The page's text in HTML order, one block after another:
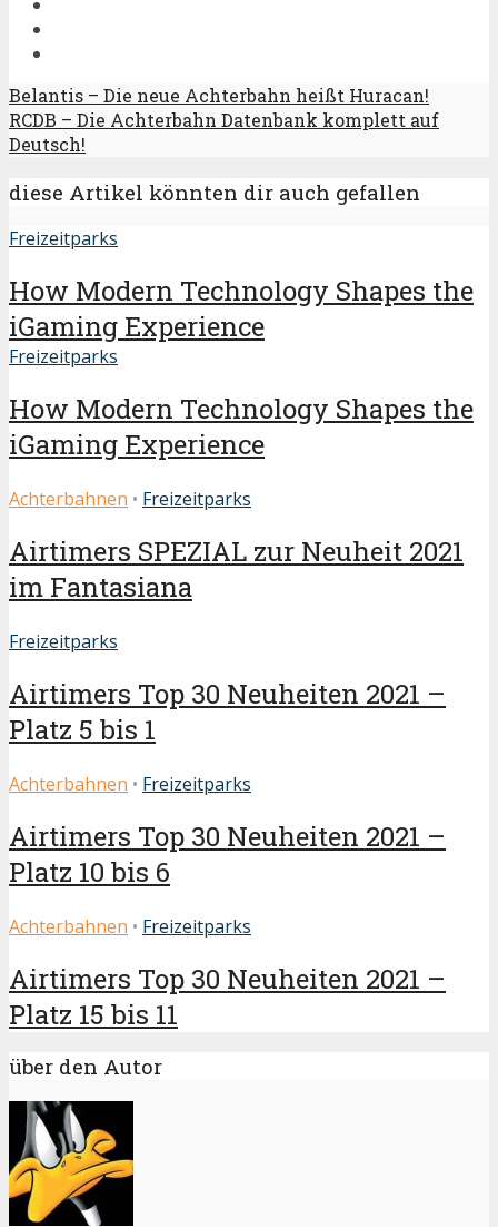
Belantis – Die neue Achterbahn heißt Huracan!
RCDB – Die Achterbahn Datenbank komplett auf
Deutsch!
diese Artikel könnten dir auch gefallen
Freizeitparks
How Modern Technology Shapes the
iGaming Experience
Freizeitparks
How Modern Technology Shapes the
iGaming Experience
Achterbahnen • Freizeitparks
Airtimers SPEZIAL zur Neuheit 2021
im Fantasiana
Freizeitparks
Airtimers Top 30 Neuheiten 2021 –
Platz 5 bis 1
Achterbahnen • Freizeitparks
Airtimers Top 30 Neuheiten 2021 –
Platz 10 bis 6
Achterbahnen • Freizeitparks
Airtimers Top 30 Neuheiten 2021 –
Platz 15 bis 11
über den Autor